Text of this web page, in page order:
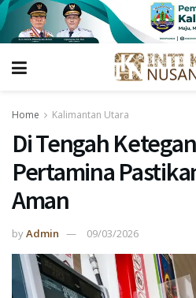
Home Kalimantan Utara
Di Tengah
Pertamina
Aman
byAdmin 09/03/2026